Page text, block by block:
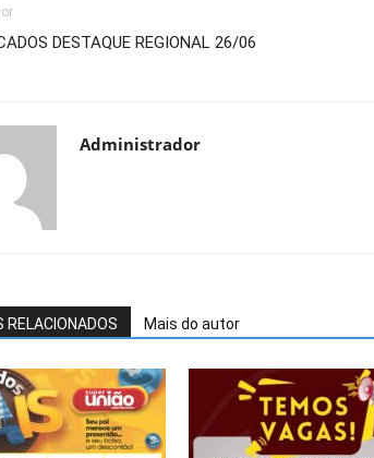
DESTAQUE REGIONAL 26/06
Administrador
RELACIONADOS Mais do autor